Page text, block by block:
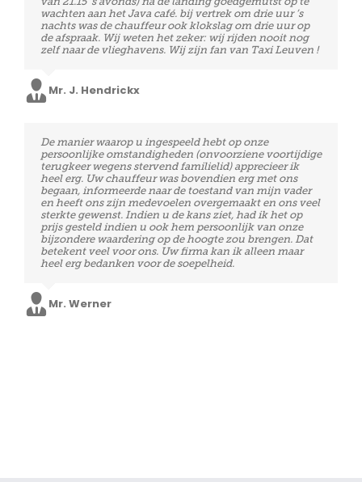
in de toekomst. Nogmaals bedankt voor de goeie
service.
wachten aan het Java café. bij vertrek om drie uur ’s
nachts was de chauffeur ook klokslag om drie uur op
de afspraak. Wij weten het zeker: wij rijden nooit nog
zelf naar de vlieghavens. Wij zijn fan van Taxi Leuven !
Mr. J. Hendrickx
Perfecte service! Vriendelijke chauffeurs en zeer stipt!
Voor een volgende verplaatsing naar de luchthaven
zullen wij zeker op jullie beroep doen!
Mevr. Docx
De manier waarop u ingespeeld hebt op onze
persoonlijke omstandigheden (onvoorziene voortijdige
terugkeer wegens stervend familielid) apprecieer ik
heel erg. Uw chauffeur was bovendien erg met ons
begaan, informeerde naar de toestand van mijn vader
en heeft ons zijn medevoelen overgemaakt en ons veel
sterkte gewenst. Indien u de kans ziet, had ik het op
prijs gesteld indien u ook hem persoonlijk van onze
bijzondere waardering op de hoogte zou brengen. Dat
betekent veel voor ons. Uw firma kan ik alleen maar
heel erg bedanken voor de soepelheid.
Mr. Werner